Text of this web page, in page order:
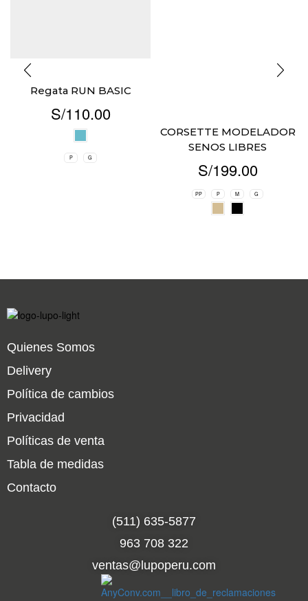
Regata RUN BASIC
S/110.00
P G
CORSETTE MODELADOR
SENOS LIBRES
S/199.00
PP P M G
Quienes Somos
Delivery
Política de cambios
Privacidad
Políticas de venta
Tabla de medidas
Contacto
(511) 635-5877
963 708 322
ventas@lupoperu.com